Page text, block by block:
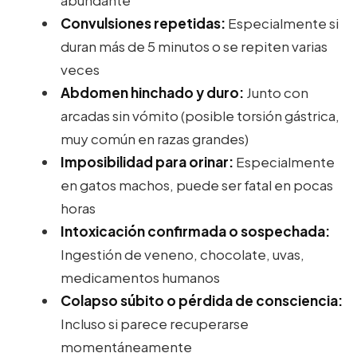
Convulsiones repetidas: Especialmente si
duran más de 5 minutos o se repiten varias
veces
Abdomen hinchado y duro: Junto con
arcadas sin vómito (posible torsión gástrica,
muy común en razas grandes)
Imposibilidad para orinar: Especialmente
en gatos machos, puede ser fatal en pocas
horas
Intoxicación confirmada o sospechada:
Ingestión de veneno, chocolate, uvas,
medicamentos humanos
Colapso súbito o pérdida de consciencia:
Incluso si parece recuperarse
momentáneamente